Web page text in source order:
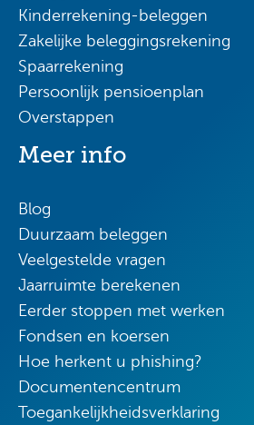
Kinderrekening-beleggen
Zakelijke beleggingsrekening
Spaarrekening
Persoonlijk pensioenplan
Overstappen
Meer info
Blog
Duurzaam beleggen
Veelgestelde vragen
Jaarruimte berekenen
Eerder stoppen met werken
Fondsen en koersen
Hoe herkent u phishing?
Documentencentrum
Toegankelijkheidsverklaring